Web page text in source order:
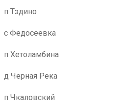
п Тэдино
с Федосеевка
п Хетоламбина
д Черная Река
п Чкаловский